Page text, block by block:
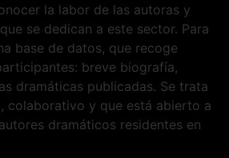
la labor de las autoras y
se dedican a este sector. Para
base de datos, que recoge
breve biografía,
dramáticas publicadas. Se trata
colaborativo y que está abierto a
dramáticos residentes en